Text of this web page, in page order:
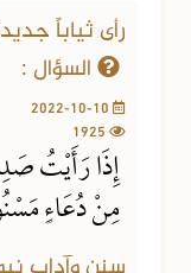
رأى ثياباً
السؤال :
إِذَا رَأَيْتُ
مِنْ دُعَاءٍ